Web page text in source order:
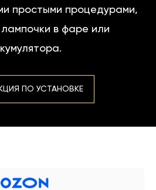
простыми процедурами,
в фаре или
ПО УСТАНОВКЕ